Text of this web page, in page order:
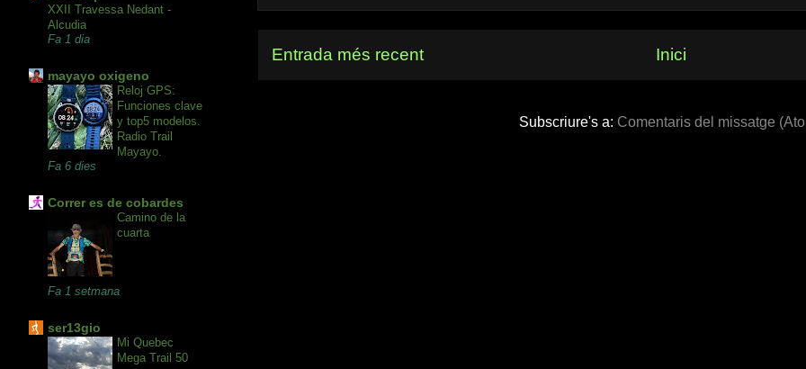
Entrada més recent Inici
Subscriure's a: Comentaris del missatge
XXII Travessa Nedant -
Alcudia
Fa 1 dia
mayayo oxigeno
Reloj GPS:
Funciones clave
y top5 modelos.
Radio Trail
Mayayo.
Fa 6 dies
Correr es de cobardes
Camino de la
cuarta
Fa 1 setmana
ser13gio
Mi Quebec
Mega Trail 50